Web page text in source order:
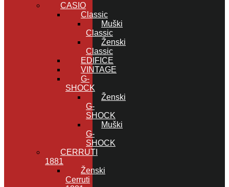
CASIO
Classic
Muški
Classic
Ženski
Classic
EDIFICE
VINTAGE
G-
SHOCK
Ženski
G-
SHOCK
Muški
G-
SHOCK
CERRUTI
1881
Ženski
Cerruti